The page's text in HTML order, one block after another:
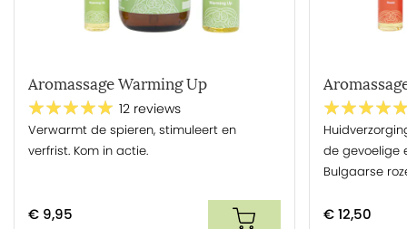
Aromassage Warming Up
12 reviews
Verwarmt de spieren, stimuleert en
verfrist. Kom in actie.
€ 9,95
de gevoelige
Bulgaarse
€ 12,50